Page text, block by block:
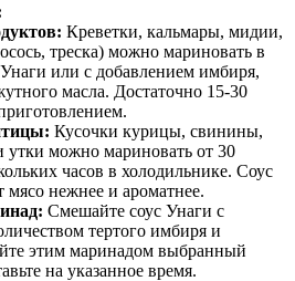
Креветки, кальмары, мидии,
треска) можно мариновать в
или с добавлением имбиря,
масла. Достаточно 15-30
Кусочки курицы, свинины,
утки можно мариновать от 30
часов в холодильнике. Соус
мясо нежнее и ароматнее.
Смешайте соус Унаги с
тертого имбиря и
этим маринадом выбранный
на указанное время.